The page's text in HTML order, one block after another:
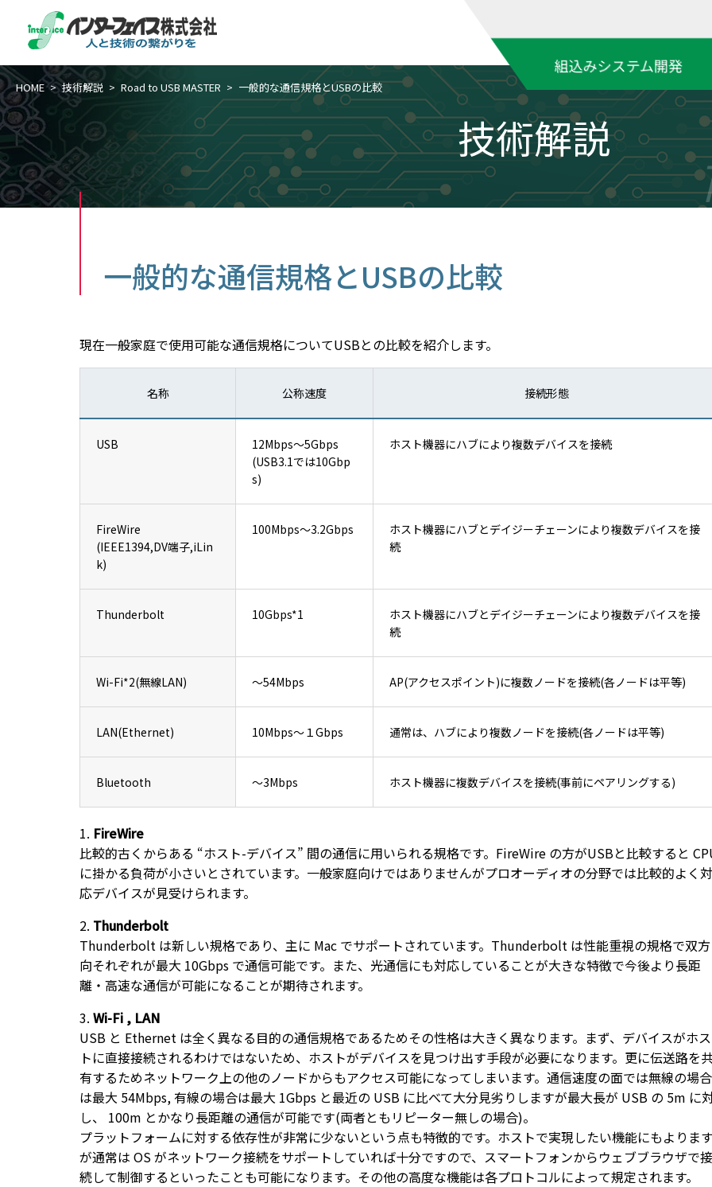
組込みシステム開発
HOME 技術解説 Road to USB MASTER 一般的な通信規格とUSBの比較
技術解説
一般的な通信規格とUSBの比較
現在一般家庭で使用可能な通信規格についてUSBとの比較を紹介します。
名称 公称速度 接続形態
USB
12Mbps～5Gbps
(USB3.1では10Gbp
s)
ホスト機器にハブにより複数デバイスを接続
FireWire
(IEEE1394,DV端子,iLin
k)
100Mbps～3.2Gbps
ホスト機器にハブとデイジーチェーンにより複数デバイスを接
続
Thunderbolt 10Gbps*1
ホスト機器にハブとデイジーチェーンにより複数デバイスを接
続
Wi-Fi*2(無線LAN) ～54Mbps AP(アクセスポイント)に複数ノードを接続(各ノードは平等)
LAN(Ethernet) 10Mbps～１Gbps 通常は、ハブにより複数ノードを接続(各ノードは平等)
Bluetooth ～3Mbps ホスト機器に複数デバイスを接続(事前にペアリングする)
FireWire
比較的古くからある “ホスト-デバイス” 間の通信に用いられる規格です。FireWire の方がUSBと比較すると
に掛かる負荷が小さいとされています。一般家庭向けではありませんがプロオーディオの分野では比較的よく対
応デバイスが見受けられます。
Thunderbolt
Thunderbolt は新しい規格であり、主に Mac でサポートされています。Thunderbolt は性能重視の規格で双方
向それぞれが最大 10Gbps で通信可能です。また、光通信にも対応していることが大きな特徴で今後より長距
離・高速な通信が可能になることが期待されます。
Wi-Fi , LAN
USB と Ethernet は全く異なる目的の通信規格であるためその性格は大きく異なります。まず、デバイスがホス
トに直接接続されるわけではないため、ホストがデバイスを見つけ出す手段が必要になります。更に伝送路を
有するためネットワーク上の他のノードからもアクセス可能になってしまいます。通信速度の面では無線の場合
は最大 54Mbps, 有線の場合は最大 1Gbps と最近の USB に比べて大分見劣りしますが最大長が USB の 5m に
し、 100m とかなり長距離の通信が可能です(両者ともリピーター無しの場合)。
プラットフォームに対する依存性が非常に少ないという点も特徴的です。ホストで実現したい機能にもよります
が通常は OS がネットワーク接続をサポートしていれば十分ですので、スマートフォンからウェブブラウザで接
続して制御するといったことも可能になります。その他の高度な機能は各プロトコルによって規定されます。